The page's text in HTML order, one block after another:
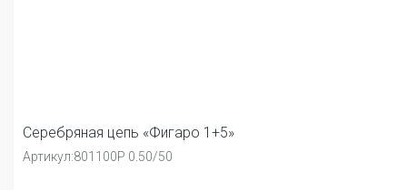
Серебряная цепь «Фигаро 1+5»
Артикул:801100Р 0.50/50